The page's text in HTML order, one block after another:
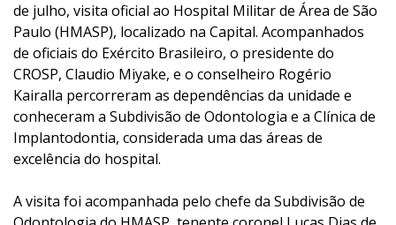
de julho, visita oficial ao Hospital Militar de Área de São
Paulo (HMASP), localizado na Capital. Acompanhados
de oficiais do Exército Brasileiro, o presidente do
CROSP, Claudio Miyake, e o conselheiro Rogério
Kairalla percorreram as dependências da unidade e
conheceram a Subdivisão de Odontologia e a Clínica de
Implantodontia, considerada uma das áreas de
excelência do hospital.
A visita foi acompanhada pelo chefe da Subdivisão de